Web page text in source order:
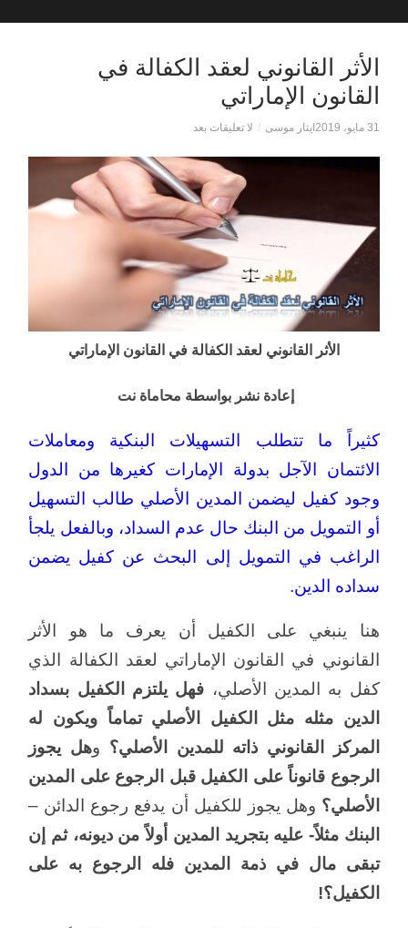
الأثر القانوني لعقد الكفالة في
القانون الإماراتي
31 مايو، 2019 ايثار موسى / لا تعليقات بعد
الأثر القانوني لعقد الكفالة في القانون الإماراتي
إعادة نشر بواسطة محاماة نت
كثيراً ما تتطلب التسهيلات البنكية ومعاملات
الائتمان الآجل بدولة الإمارات كغيرها من الدول
وجود كفيل ليضمن المدين الأصلي طالب التسهيل
أو التمويل من البنك حال عدم السداد، وبالفعل يلجأ
الراغب في التمويل إلى البحث عن كفيل يضمن
سداده الدين.
هنا ينبغي على الكفيل أن يعرف ما هو الأثر
القانوني في القانون الإماراتي لعقد الكفالة الذي
كفل به المدين الأصلي، فهل يلتزم الكفيل بسداد
الدين مثله مثل الكفيل الأصلي تماماً ويكون له
المركز القانوني ذاته للمدين الأصلي؟ وهل يجوز
الرجوع قانوناً على الكفيل قبل الرجوع على المدين
الأصلي؟ وهل يجوز للكفيل أن يدفع رجوع الدائن –
البنك مثلاً- عليه بتجريد المدين أولاً من ديونه، ثم إن
تبقى مال في ذمة المدين فله الرجوع به على
الكفيل؟!